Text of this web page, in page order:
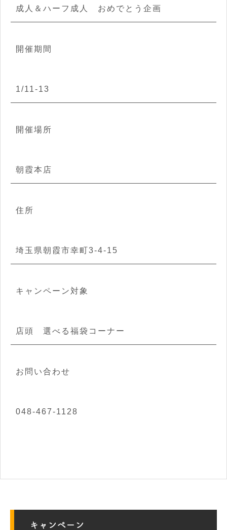
成人＆ハーフ成人 おめでとう企画
開催期間
1/11-13
開催場所
朝霞本店
住所
埼玉県朝霞市幸町3-4-15
キャンペーン対象
店頭 選べる福袋コーナー
お問い合わせ
048-467-1128
キャンペーン